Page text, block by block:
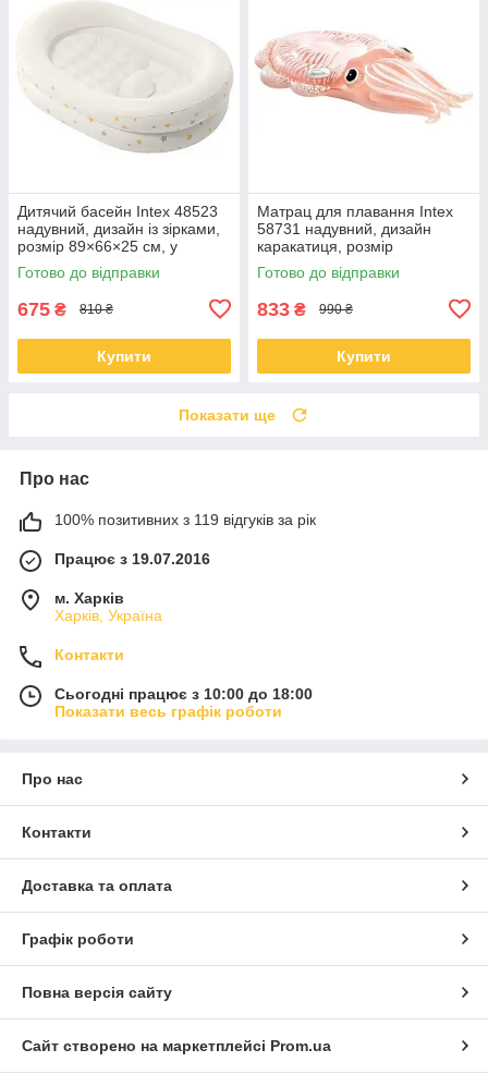
Дитячий басейн Intex 48523
надувний, дизайн із зірками,
розмір 89×66×25 см, у
комплекті насос і
ремкомплект
Готово до відправки
675 ₴ 810 ₴
Купити
Матрац для плавання Intex
58731 надувний, дизайн
каракатиця, розмір
191×117×30 см,
навантаження до 100 кг
Готово до відправки
833 ₴ 990 ₴
Купити
Показати ще
Про нас
100% позитивних з 119 відгуків за рік
Працює з 19.07.2016
м. Харків
Харків, Україна
Контакти
Сьогодні працює з 10:00 до 18:00
Показати весь графік роботи
Про нас
Контакти
Доставка та оплата
Графік роботи
Повна версія сайту
Сайт створено на маркетплейсі Prom.ua